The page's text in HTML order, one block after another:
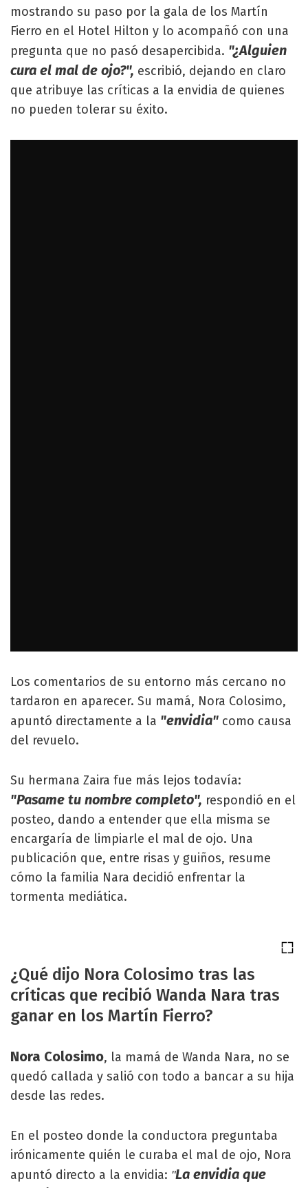
mostrando su paso por la gala de los Martín
Fierro en el Hotel Hilton y lo acompañó con una
pregunta que no pasó desapercibida. "¿Alguien
cura el mal de ojo?", escribió, dejando en claro
que atribuye las críticas a la envidia de quienes
no pueden tolerar su éxito.
Los comentarios de su entorno más cercano no
tardaron en aparecer. Su mamá, Nora Colosimo,
apuntó directamente a la "envidia" como causa
del revuelo.
Su hermana Zaira fue más lejos todavía:
"Pasame tu nombre completo", respondió en el
posteo, dando a entender que ella misma se
encargaría de limpiarle el mal de ojo. Una
publicación que, entre risas y guiños, resume
cómo la familia Nara decidió enfrentar la
tormenta mediática.
¿Qué dijo Nora Colosimo tras las
críticas que recibió Wanda Nara tras
ganar en los Martín Fierro?
Nora Colosimo, la mamá de Wanda Nara, no se
quedó callada y salió con todo a bancar a su hija
desde las redes.
En el posteo donde la conductora preguntaba
irónicamente quién le curaba el mal de ojo, Nora
apuntó directo a la envidia: "La envidia que